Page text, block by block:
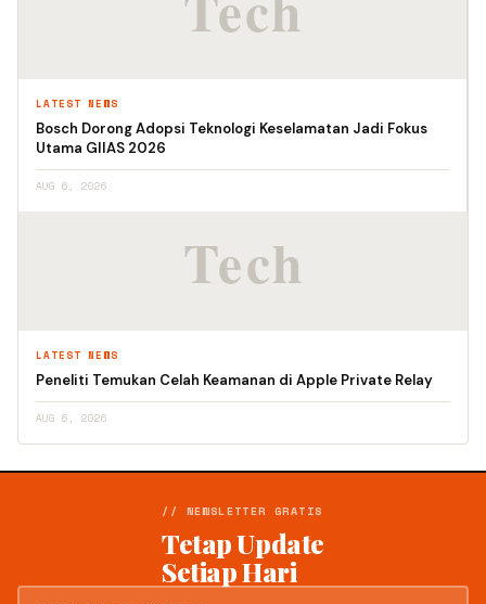
LATEST NEWS
Bosch Dorong Adopsi Teknologi Keselamatan Jadi Fokus
Utama GIIAS 2026
AUG 6, 2026
LATEST NEWS
Peneliti Temukan Celah Keamanan di Apple Private Relay
AUG 6, 2026
// NEWSLETTER GRATIS
Tetap Update
Setiap Hari